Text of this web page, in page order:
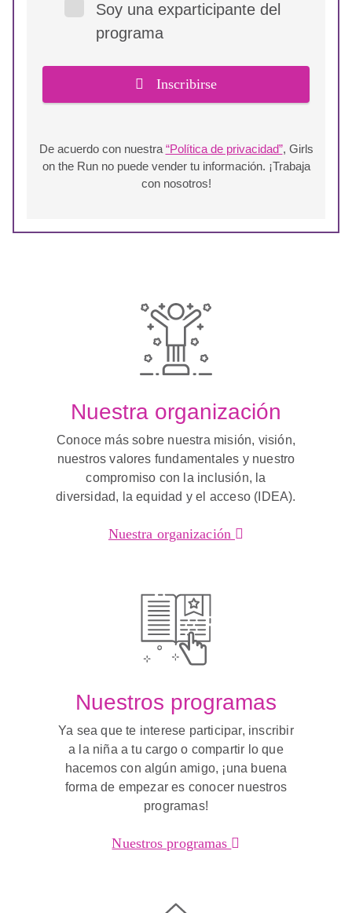
Inscribirse
Soy una exparticipante del
programa
De acuerdo con nuestra “Política de privacidad”, Girls
on the Run no puede vender tu información. ¡Trabaja
con nosotros!
Nuestra organización
Conoce más sobre nuestra misión, visión,
nuestros valores fundamentales y nuestro
compromiso con la inclusión, la
diversidad, la equidad y el acceso (IDEA).
Nuestra organización
Nuestros programas
Ya sea que te interese participar, inscribir
a la niña a tu cargo o compartir lo que
hacemos con algún amigo, ¡una buena
forma de empezar es conocer nuestros
programas!
Nuestros programas